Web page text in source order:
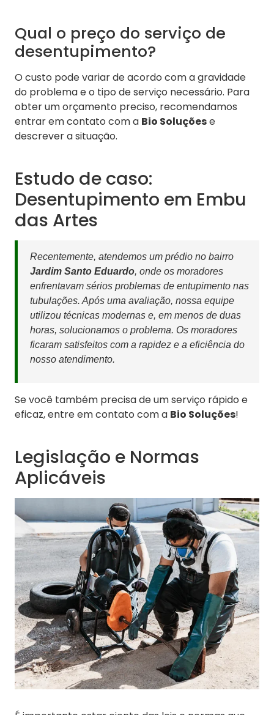
Qual o preço do serviço de
desentupimento?
O custo pode variar de acordo com a gravidade
do problema e o tipo de serviço necessário. Para
obter um orçamento preciso, recomendamos
entrar em contato com a Bio Soluçõese
descrever a situação.
Estudo de caso:
Desentupimento em Embu
das Artes
Recentemente, atendemos um prédio no bairro
Jardim Santo Eduardo, onde os moradores
enfrentavam sérios problemas de entupimento nas
tubulações. Após uma avaliação, nossa equipe
utilizou técnicas modernas e, em menos de duas
horas, solucionamos o problema. Os moradores
ficaram satisfeitos com a rapidez e a eficiência do
nosso atendimento.
Se você também precisa de um serviço rápido e
eficaz, entre em contato com a Bio Soluções!
Legislação e Normas
Aplicáveis